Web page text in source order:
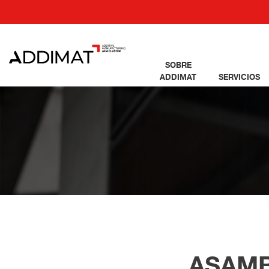
SOBRE
ADDIMAT
SERVICIOS